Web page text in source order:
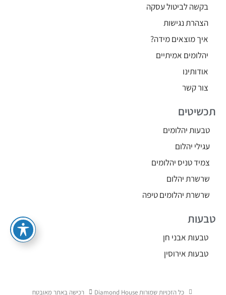
בקשה לביטול עסקה
הצהרת נגישות
איך מוצאים מידה?
יהלומים אמיתיים
אודותינו
צור קשר
תכשיטים
טבעות יהלומים
עגילי יהלום
צמיד טניס יהלומים
שרשרת יהלום
שרשרת יהלומים טיפה
טבעות
טבעות אבני חן
טבעות אירוסין
כל הזכויות שמורות Diamond House רכישה באתר מאובטח